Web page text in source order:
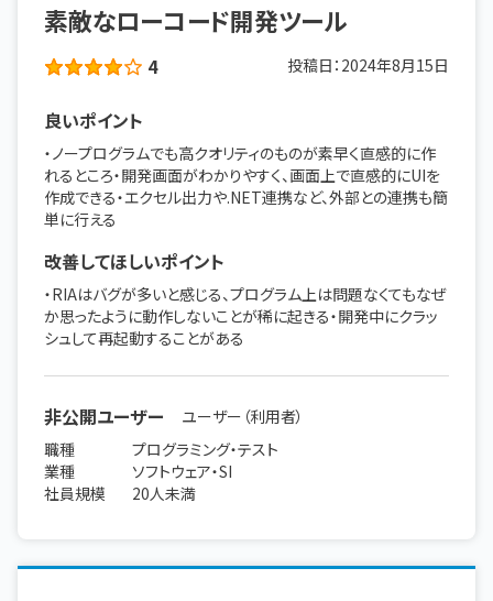
素敵なローコード開発ツール
4 投稿日： 2024年8月15日
良いポイント
・ノープログラムでも高クオリティのものが素早く直感的に作
れるところ・開発画面がわかりやすく、画面上で直感的にUIを
作成できる・エクセル出力や.NET連携など、外部との連携も簡
単に行える
改善してほしいポイント
・RIAはバグが多いと感じる、プログラム上は問題なくてもなぜ
か思ったように動作しないことが稀に起きる・開発中にクラッ
シュして再起動することがある
非公開ユーザー
ユーザー（利用者）
職種
プログラミング・テスト
業種
ソフトウェア・SI
社員規模
20人未満